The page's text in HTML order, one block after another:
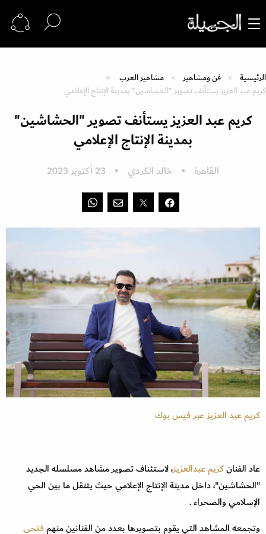
الرئيسية فن ومشاهير
مشاهير العرب
كريم عبد العزيز يستأنف تصوير "الحشاشين" بمدينة الإنتاج الإعلامي
كريم عبد العزيز يستأنف تصوير "الحشاشين"
بمدينة الإنتاج الإعلامي
القاهرة خالد الكردي 23 أكتوبر 2023
كريم عبد العزيز عبر فيس بوك
عاد الفنانكريم عبدالعزيز، لاستئناف تصوير مشاهد مسلسله الجديد
"الحشاشين"، داخل مدينة الإنتاج الإعلامي حيث يتنقل ما بين الحي
الإسلامي والصحراء .
وتجمعه المشاهد التي يقوم بتصويرها بعدد من الفنانين منهمفتحى